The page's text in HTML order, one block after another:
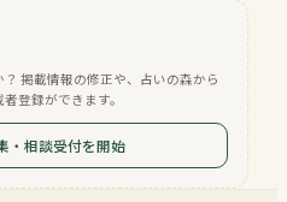
掲載情報の修正や、占いの森から
登録ができます。
・相談受付を開始